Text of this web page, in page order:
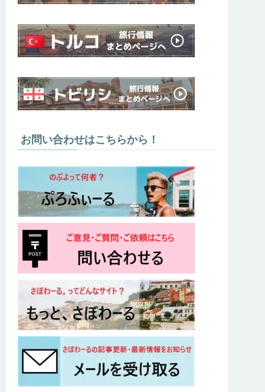
お問い合わせはこちらから！